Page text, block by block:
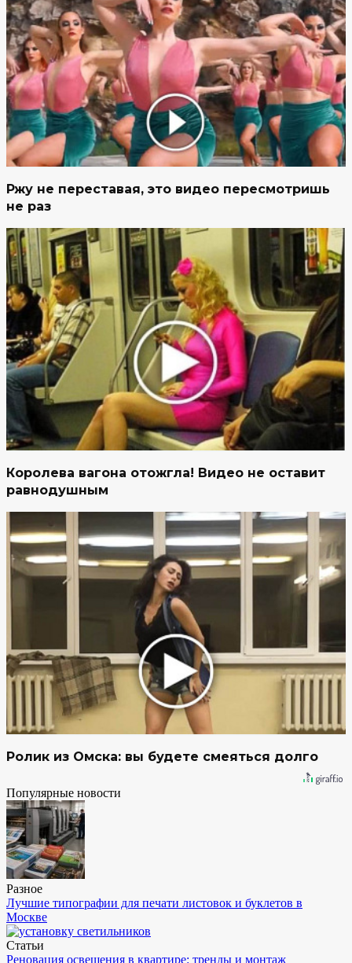
Ржу не переставая, это видео пересмотришь
не раз
Королева вагона отожгла! Видео не оставит
равнодушным
Ролик из Омска: вы будете смеяться долго
Популярные новости
Разное
Лучшие типографии для печати листовок и буклетов в
Москве
Статьи
Реновация освещения в квартире: тренды и монтаж